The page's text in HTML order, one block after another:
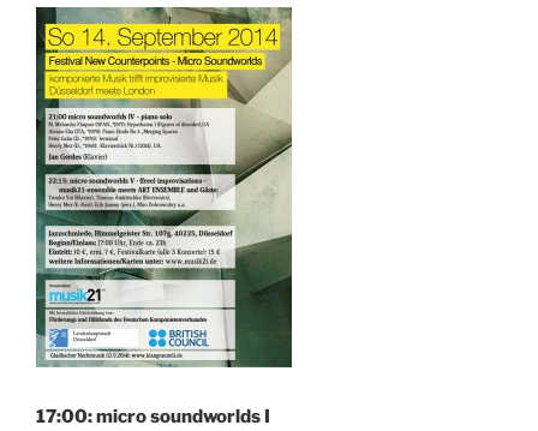
17:00: micro soundworlds I